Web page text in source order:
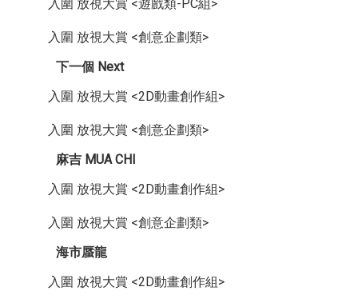
入圍 放視大賞 <遊戲類-PC組>
入圍 放視大賞 <創意企劃類>
下一個 Next
入圍 放視大賞 <2D動畫創作組>
入圍 放視大賞 <創意企劃類>
麻吉 MUA CHI
入圍 放視大賞 <2D動畫創作組>
入圍 放視大賞 <創意企劃類>
海市蜃龍
入圍 放視大賞 <2D動畫創作組>